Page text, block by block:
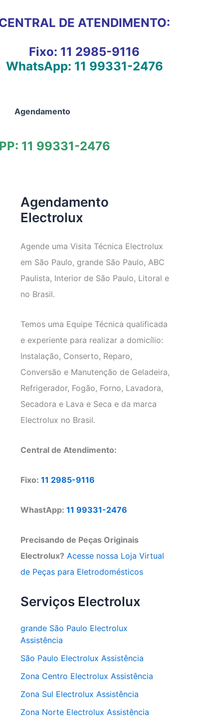
DE ATENDIMENTO:
Fixo: 11 2985-9116
WhatsApp: 11 99331-2476
Agendamento
11 99331-2476
Agendamento
Electrolux
Agende uma Visita Técnica Electrolux
em São Paulo, grande São Paulo, ABC
Paulista, Interior de São Paulo, Litoral e
no Brasil.
Temos uma Equipe Técnica qualificada
e experiente para realizar a domicílio:
Instalação, Conserto, Reparo,
Conversão e Manutenção de Geladeira,
Refrigerador, Fogão, Forno, Lavadora,
Secadora e Lava e Seca e da marca
Electrolux no Brasil.
Central de Atendimento:
Fixo: 11 2985-9116
WhastApp: 11 99331-2476
Precisando de Peças Originais
Electrolux? Acesse nossa Loja Virtual
de Peças para Eletrodomésticos
Serviços Electrolux
grande São Paulo Electrolux
Assistência
São Paulo Electrolux Assistência
Zona Centro Electrolux Assistência
Zona Sul Electrolux Assistência
Zona Norte Electrolux Assistência